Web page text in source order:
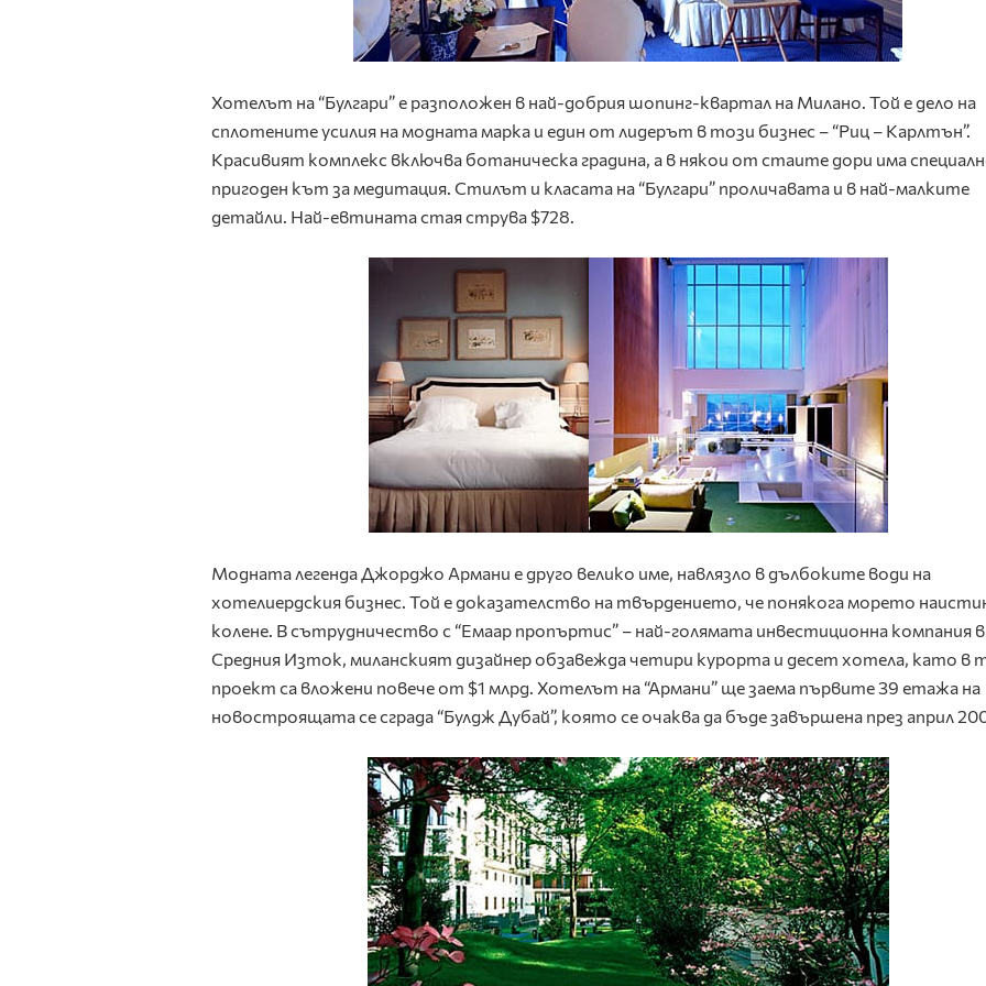
Хотелът на “Булгари” е разположен в най-добрия шопинг-квартал на Милано. Той е дело на
сплотените усилия на модната марка и един от лидерът в този бизнес – “Риц – Карлтън”.
Красивият комплекс включва ботаническа градина, а в някои от стаите дори има
пригоден кът за медитация. Стилът и класата на “Булгари” проличавата и в най-малките
детайли. Най-евтината стая струва $728.
Модната легенда Джорджо Армани е друго велико име, навлязло в дълбоките води на
хотелиердския бизнес. Той е доказателство на твърдението, че понякога морето
колене. В сътрудничество с “Емаар пропъртис” – най-голямата инвестиционна компания в
Средния Изток, миланският дизайнер обзавежда четири курорта и десет хотела, като в
проект са вложени повече от $1 млрд. Хотелът на “Армани” ще заема първите 39 етажа на
новостроящата се сграда “Булдж Дубай”, която се очаква да бъде завършена през април